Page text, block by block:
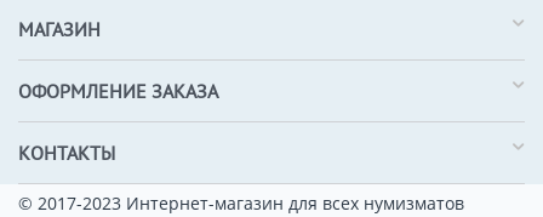
МАГАЗИН
ОФОРМЛЕНИЕ ЗАКАЗА
КОНТАКТЫ
© 2017-2023 Интернет-магазин для всех нумизматов